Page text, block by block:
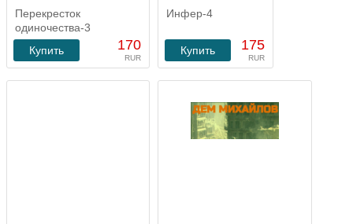
Перекресток
одиночества-3
170
RUR
Купить
Инфер-4
175
RUR
Купить